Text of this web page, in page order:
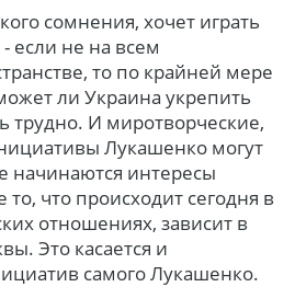
сомнения, хочет играть
если не на всем
то по крайней мере
ли Украина укрепить
трудно. И миротворческие,
Лукашенко могут
начинаются интересы
что происходит сегодня в
отношениях, зависит в
Это касается и
самого Лукашенко.